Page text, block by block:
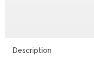
Description